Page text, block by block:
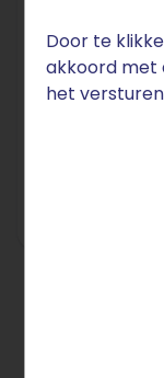
Door te
akkoord met
het
per
voor 12